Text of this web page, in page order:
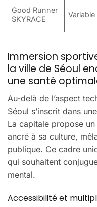
Good Runner
SKYRACE
Variable
Immersion
la ville de Séoul
une santé
Au-delà de l’aspect
Séoul s’inscrit dans
La capitale propose
ancré à sa culture,
publique. Ce cadre
qui souhaitent
mental.
Accessibilité et